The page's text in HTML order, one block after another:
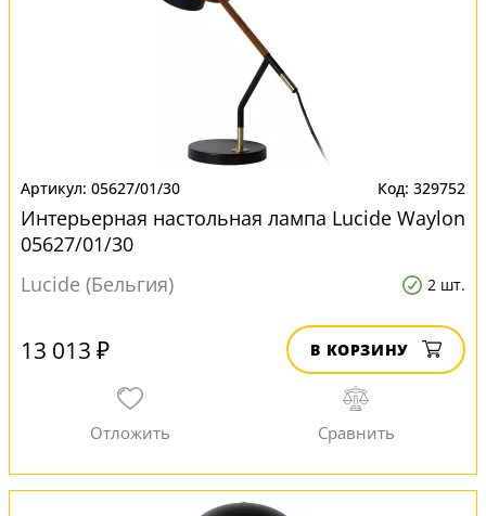
05627/01/30 329752
Интерьерная настольная лампа Lucide Waylon
05627/01/30
Lucide (Бельгия)
2 шт.
13 013 ₽ В КОРЗИНУ